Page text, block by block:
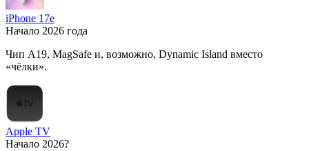
iPhone 17e
Начало 2026 года
Чип A19, MagSafe и, возможно, Dynamic Island вместо
«чёлки».
Apple TV
Начало 2026?